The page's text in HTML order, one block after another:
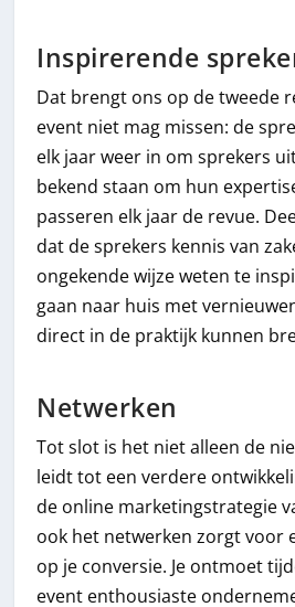
Inspirerende
Dat brengt ons op de tweede
event niet mag missen: de
elk jaar weer in om sprekers
bekend staan om hun
passeren elk jaar de revue.
dat de sprekers kennis van
ongekende wijze weten te
gaan naar huis met
direct in de praktijk kunnen
Netwerken
Tot slot is het niet alleen de
leidt tot een verdere
de online marketingstrategie
ook het netwerken zorgt voor
op je conversie. Je ontmoet
event enthousiaste